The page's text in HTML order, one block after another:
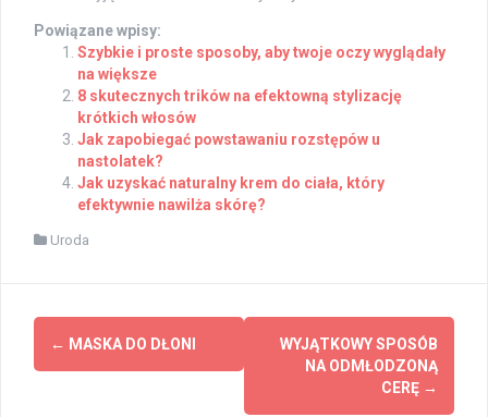
Powiązane wpisy:
Szybkie i proste sposoby, aby twoje oczy wyglądały
na większe
8 skutecznych trików na efektowną stylizację
krótkich włosów
Jak zapobiegać powstawaniu rozstępów u
nastolatek?
Jak uzyskać naturalny krem do ciała, który
efektywnie nawilża skórę?
Uroda
Post
navigation
← MASKA DO DŁONI
WYJĄTKOWY SPOSÓB
NA ODMŁODZONĄ
CERĘ →